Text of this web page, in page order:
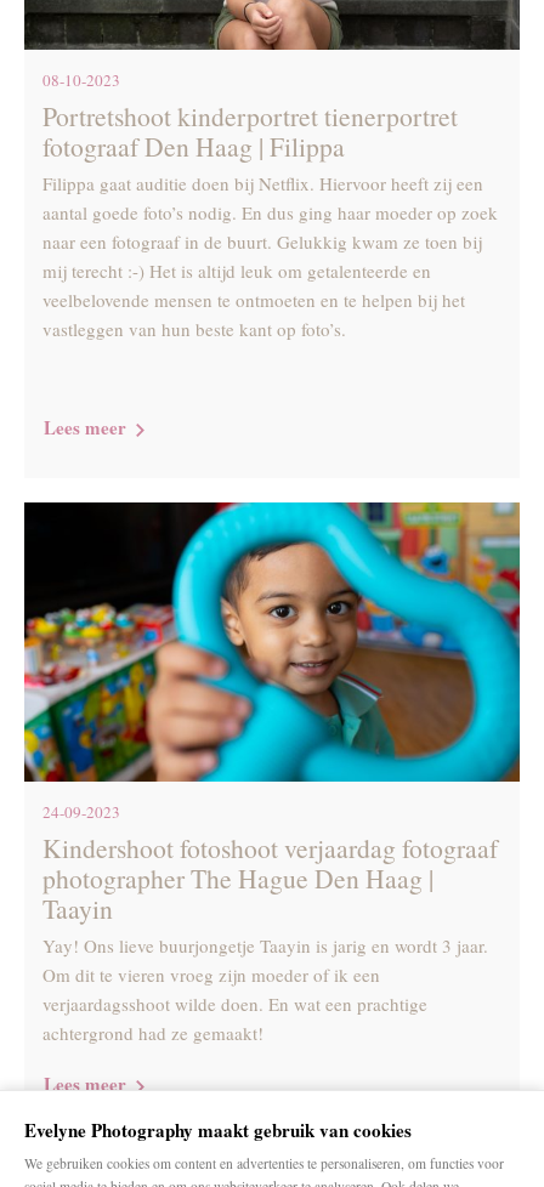
Evelyne Photography maakt gebruik van cookies
We gebruiken cookies om content en advertenties te personaliseren, om functies voor
08-10-2023
Portretshoot kinderportret tienerportret
fotograaf Den Haag | Filippa
Filippa gaat auditie doen bij Netflix. Hiervoor heeft zij een
aantal goede foto’s nodig. En dus ging haar moeder op zoek
naar een fotograaf in de buurt. Gelukkig kwam ze toen bij
mij terecht :-) Het is altijd leuk om getalenteerde en
veelbelovende mensen te ontmoeten en te helpen bij het
vastleggen van hun beste kant op foto’s.
Lees meer
24-09-2023
Kindershoot fotoshoot verjaardag fotograaf
photographer The Hague Den Haag |
Taayin
Yay! Ons lieve buurjongetje Taayin is jarig en wordt 3 jaar.
Om dit te vieren vroeg zijn moeder of ik een
verjaardagsshoot wilde doen. En wat een prachtige
achtergrond had ze gemaakt!
Lees meer